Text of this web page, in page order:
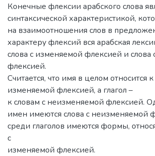
Конечные флексии арабского слова
синтаксической характеристикой,
на взаимоотношения слов в
характеру флексий вся арабская
слова с изменяемой флексией и
флексией.
Считается, что имя в целом относится
изменяемой флексией, а глагол –
к словам с неизменяемой флексией.
имен имеются слова с неизменяемой
среди глаголов имеются формы,
с
изменяемой флексией.